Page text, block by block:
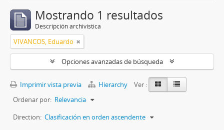
Mostrando 1 resultados
Descripción archivística
VIVANCOS, Eduardo
Opciones avanzadas de búsqueda
Imprimir vista previa Hierarchy
Ver :
Ordenar por: Relevancia
Direction: Clasificación en orden ascendente